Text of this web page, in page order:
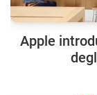
Apple